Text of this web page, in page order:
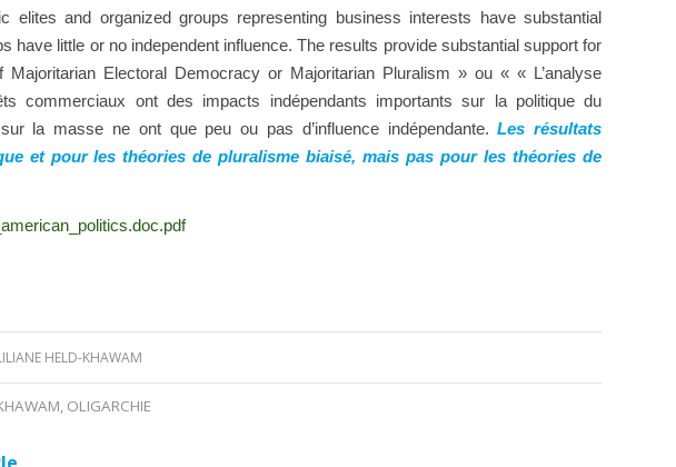
and organized groups representing business interests have substantial
little or no independent influence. The results provide substantial support for
Electoral Democracy or Majoritarian Pluralism » ou « « L’analyse
commerciaux ont des impacts indépendants importants sur la politique du
la masse ne ont que peu ou pas d’influence indépendante.Les résultats
et pour les théories de pluralisme biaisé,mais pas pour les théories de
HELD-KHAWAM
, OLIGARCHIE